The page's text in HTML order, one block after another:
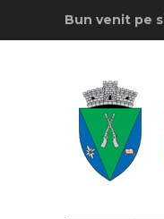
Bun venit pe